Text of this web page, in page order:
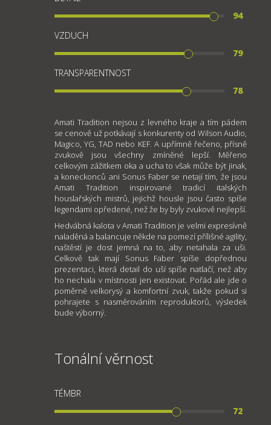
94
VZDUCH
79
TRANSPARENTNOST
78
Amati Tradition nejsou z levného kraje a tím pádem
se cenově už potkávají s konkurenty od Wilson Audio,
Magico, YG, TAD nebo KEF. A upřímně řečeno, přísně
zvukově jsou všechny zmíněné lepší. Měřeno
celkovým zážitkem oka a ucha to však může být jinak,
a koneckonců ani Sonus Faber se netají tím, že jsou
Amati Tradition inspirované tradicí italských
houslařských mistrů, jejichž housle jsou často spíše
legendami opředené, než že by byly zvukově nejlepší.
Hedvábná kalota v Amati Tradition je velmi expresívně
naladěná a balancuje někde na pomezí přílišné agility,
naštěstí je dost jemná na to, aby netahala za uši.
Celkově tak mají Sonus Faber spíše dopřednou
prezentaci, která detail do uší spíše natlačí, než aby
ho nechala v místnosti jen existovat. Pořád ale jde o
poměrně velkorysý a komfortní zvuk, takže pokud si
pohrajete s nasměrováním reproduktorů, výsledek
bude výborný.
Tonální věrnost
TÉMBR
72